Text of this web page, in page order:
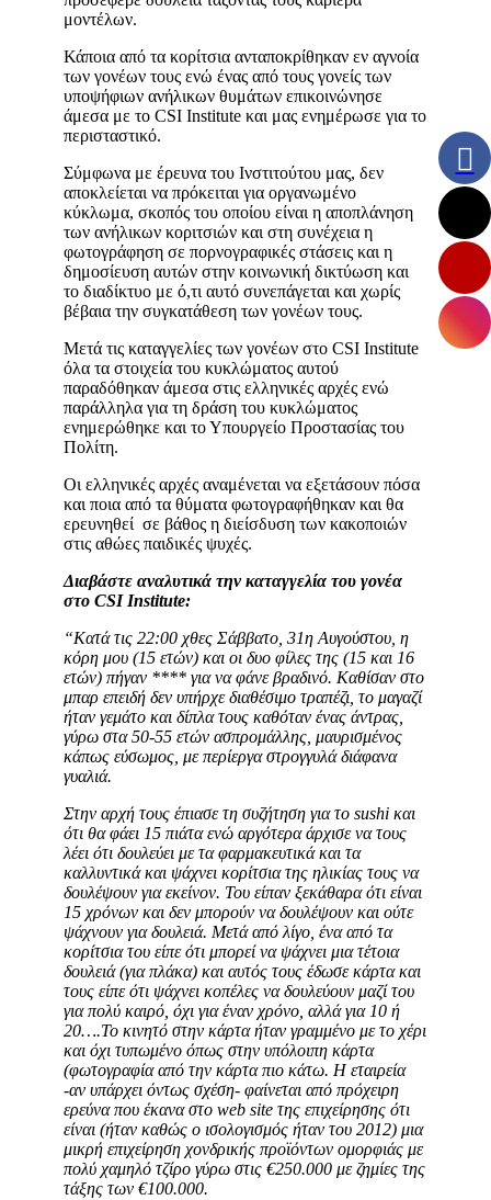
μοντέλων.
Κάποια από τα κορίτσια ανταποκρίθηκαν εν αγνοία
των γονέων τους ενώ ένας από τους γονείς των
υποψήφιων ανήλικων θυμάτων επικοινώνησε
άμεσα με το CSI Institute και μας ενημέρωσε για το
περισταστικό.
Σύμφωνα με έρευνα του Ινστιτούτου μας, δεν
αποκλείεται να πρόκειται για οργανωμένο
κύκλωμα, σκοπός του οποίου είναι η αποπλάνηση
των ανήλικων κοριτσιών και στη συνέχεια η
φωτογράφηση σε πορνογραφικές στάσεις και η
δημοσίευση αυτών στην κοινωνική δικτύωση και
το διαδίκτυο με ό,τι αυτό συνεπάγεται και χωρίς
βέβαια την συγκατάθεση των γονέων τους.
Μετά τις καταγγελίες των γονέων στο CSI Institute
όλα τα στοιχεία του κυκλώματος αυτού
παραδόθηκαν άμεσα στις ελληνικές αρχές ενώ
παράλληλα για τη δράση του κυκλώματος
ενημερώθηκε και το Υπουργείο Προστασίας του
Πολίτη.
Οι ελληνικές αρχές αναμένεται να εξετάσουν πόσα
και ποια από τα θύματα φωτογραφήθηκαν και θα
ερευνηθεί σε βάθος η διείσδυση των κακοποιών
στις αθώες παιδικές ψυχές.
Διαβάστε αναλυτικά την καταγγελία του γονέα
στο CSI Institute:
“Κατά τις 22:00 χθες Σάββατο, 31η Αυγούστου, η
κόρη μου (15 ετών) και οι δυο φίλες της (15 και 16
ετών) πήγαν **** για να φάνε βραδινό. Καθίσαν στο
μπαρ επειδή δεν υπήρχε διαθέσιμο τραπέζι, το μαγαζί
ήταν γεμάτο και δίπλα τους καθόταν ένας άντρας,
γύρω στα 50-55 ετών ασπρομάλλης, μαυρισμένος
κάπως εύσωμος, με περίεργα στρογγυλά διάφανα
γυαλιά.
Στην αρχή τους έπιασε τη συζήτηση για το sushi και
ότι θα φάει 15 πιάτα ενώ αργότερα άρχισε να τους
λέει ότι δουλεύει με τα φαρμακευτικά και τα
καλλυντικά και ψάχνει κορίτσια της ηλικίας τους να
δουλέψουν για εκείνον. Του είπαν ξεκάθαρα ότι είναι
15 χρόνων και δεν μπορούν να δουλέψουν και ούτε
ψάχνουν για δουλειά. Μετά από λίγο, ένα από τα
κορίτσια του είπε ότι μπορεί να ψάχνει μια τέτοια
δουλειά (για πλάκα) και αυτός τους έδωσε κάρτα και
τους είπε ότι ψάχνει κοπέλες να δουλεύουν μαζί του
για πολύ καιρό, όχι για έναν χρόνο, αλλά για 10 ή
20….Το κινητό στην κάρτα ήταν γραμμένο με το χέρι
και όχι τυπωμένο όπως στην υπόλοιπη κάρτα
(φωτογραφία από την κάρτα πιο κάτω. Η εταιρεία
-αν υπάρχει όντως σχέση- φαίνεται από πρόχειρη
ερεύνα που έκανα στο web site της επιχείρησης ότι
είναι (ήταν καθώς ο ισολογισμός ήταν του 2012) μια
μικρή επιχείρηση χονδρικής προϊόντων ομορφιάς με
πολύ χαμηλό τζίρο γύρω στις €250.000 με ζημίες της
τάξης των €100.000.